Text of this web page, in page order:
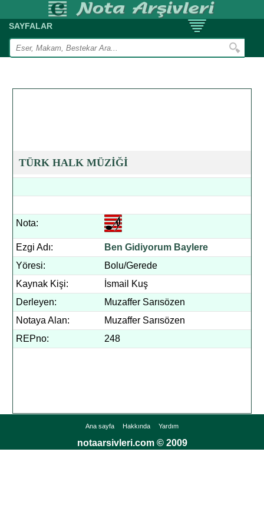
SAYFALAR
TÜRK HALK MÜZİĞİ
Nota:
Ezgi Adı:
Ben Gidiyorum Baylere
Yöresi:
Bolu/Gerede
Kaynak Kişi:
İsmail Kuş
Derleyen:
Muzaffer Sarısözen
Notaya Alan:
Muzaffer Sarısözen
REPno:
248
Ana sayfa Hakkında Yardım
notaarsivleri.com © 2009